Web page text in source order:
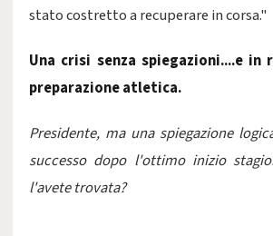
stato costretto a recuperare in corsa."
Una crisi senza spiegazioni....e
preparazione atletica.
Presidente, ma una spiegazione
successo dopo l'ottimo inizio
l'avete trovata?